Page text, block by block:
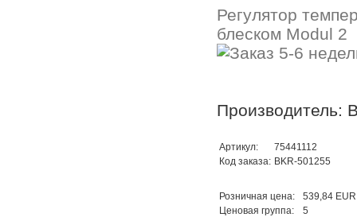
Регулятор
блеском Modul 2
Производитель:
Артикул:
75441112
Код заказа: BKR-501255
Розничная цена:
539,84 EUR
Ценовая группа:
5